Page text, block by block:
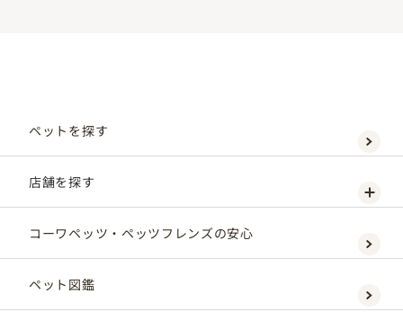
ペットを探す
店舗を探す
コーワペッツ・ペッツフレンズの安心
ペット図鑑